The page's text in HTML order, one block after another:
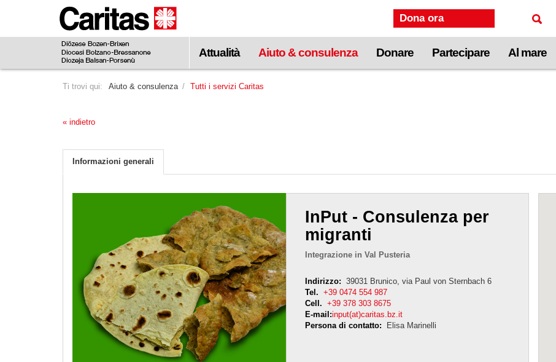
visualizzare
il
contenuto
principale
Dona ora
Attualità Aiuto & consulenza Donare Partecipare Al mare
Ti trovi qui: Aiuto & consulenza Tutti i servizi Caritas
« indietro
Informazioni generali
InPut - Consulenza per
migranti
Integrazione in Val Pusteria
Indirizzo: 39031 Brunico, via Paul von Sternbach 6
Tel.
+39 0474 554 987
Cell.
+39 378 303 8675
E-mail:input(at)caritas.bz.it
Persona di contatto:
Elisa Marinelli